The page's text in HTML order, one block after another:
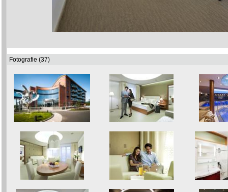
Fotografie (37)